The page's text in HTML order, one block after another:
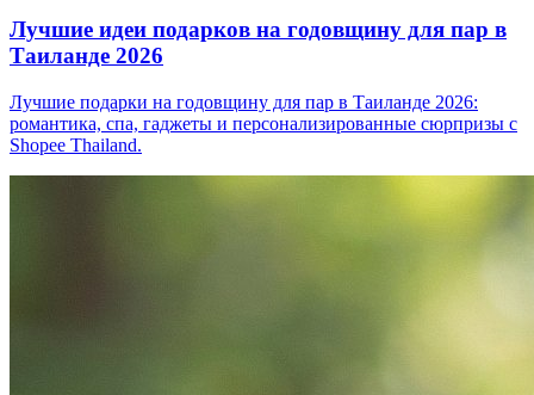
Лучшие идеи подарков на годовщину для пар в
Таиланде 2026
Лучшие подарки на годовщину для пар в Таиланде 2026:
романтика, спа, гаджеты и персонализированные сюрпризы с
Shopee Thailand.